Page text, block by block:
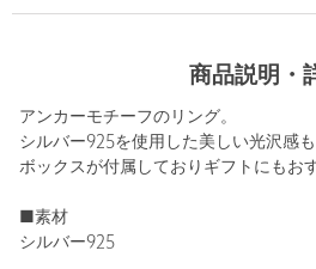
商品説明・
アンカーモチーフのリング。
シルバー925を使用した美しい光沢感も
ボックスが付属しておりギフトにもお
■素材
シルバー925